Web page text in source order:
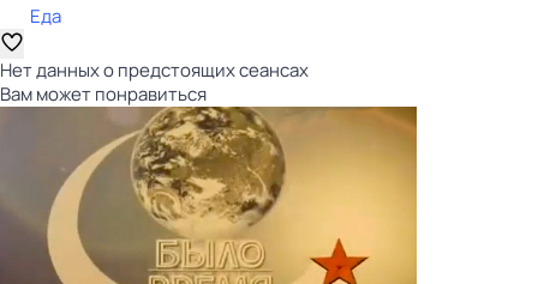
Еда
Нет данных о предстоящих сеансах
Вам может понравиться